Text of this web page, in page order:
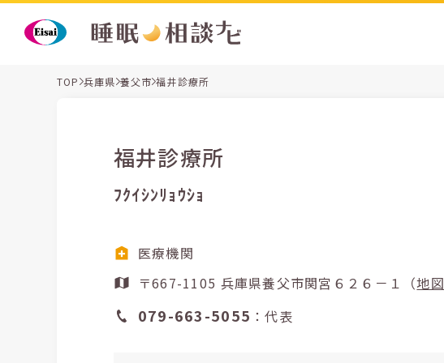
TOP 兵庫県 養父市 福井診療所
福井診療所
ﾌｸｲｼﾝﾘｮｳｼｮ
医療機関
〒667-1105 兵庫県養父市関宮６２６－１（地図
079-663-5055 ：代表